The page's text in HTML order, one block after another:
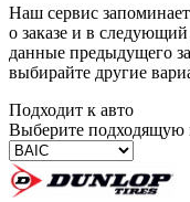
Наш сервис
о заказе и в
данные предыдущего
выбирайте другие
Подходит к авто
Выберите подходящую